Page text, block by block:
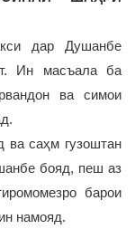
дар Душанбе
Ин масъала ба
ва симои
ва саҳм гузоштан
бояд, пеш аз
барои
намояд.